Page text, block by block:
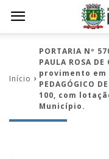
Início
PORTARIA Nº
PAULA ROSA
provimento em
PEDAGÓGICO
100, com
Município.